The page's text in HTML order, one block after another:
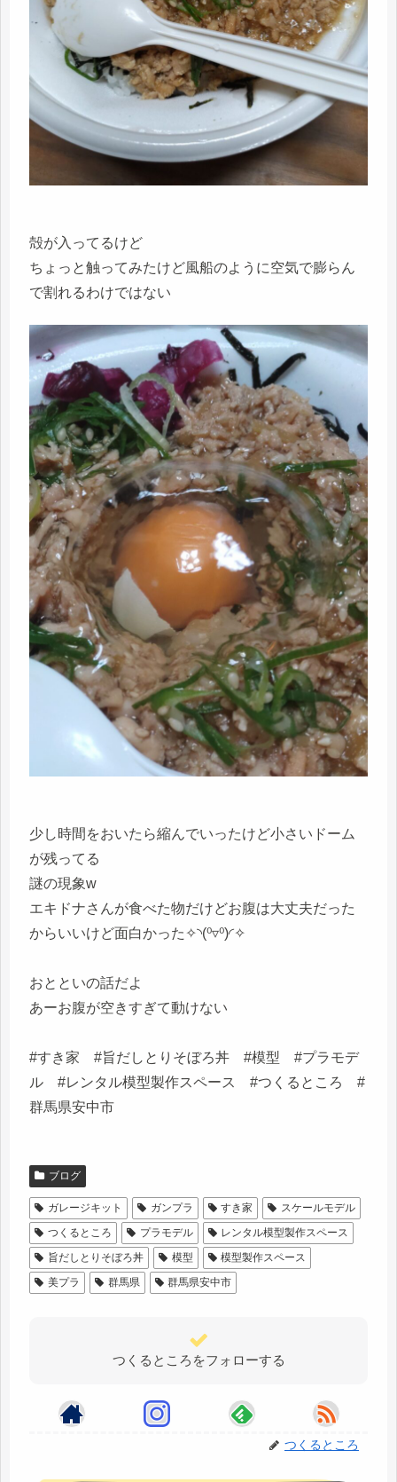
殻が入ってるけど
ちょっと触ってみたけど風船のように空気で膨らん
で割れるわけではない
少し時間をおいたら縮んでいったけど小さいドーム
が残ってる
謎の現象w
エキドナさんが食べた物だけどお腹は大丈夫だった
からいいけど面白かった✧⁠◝⁠(⁠⁰⁠▿⁠⁰⁠)⁠◜⁠✧
おとといの話だよ
あーお腹が空きすぎて動けない
#すき家 #旨だしとりそぼろ丼 #模型 #プラモデ
ル #レンタル模型製作スペース #つくるところ #
群馬県安中市
ブログ
ガレージキット ガンプラ すき家
スケールモデル
つくるところ
プラモデル
レンタル模型製作スペース
旨だしとりそぼろ丼
模型
模型製作スペース
美プラ
群馬県 群馬県安中市
つくるところをフォローする
つくるところ